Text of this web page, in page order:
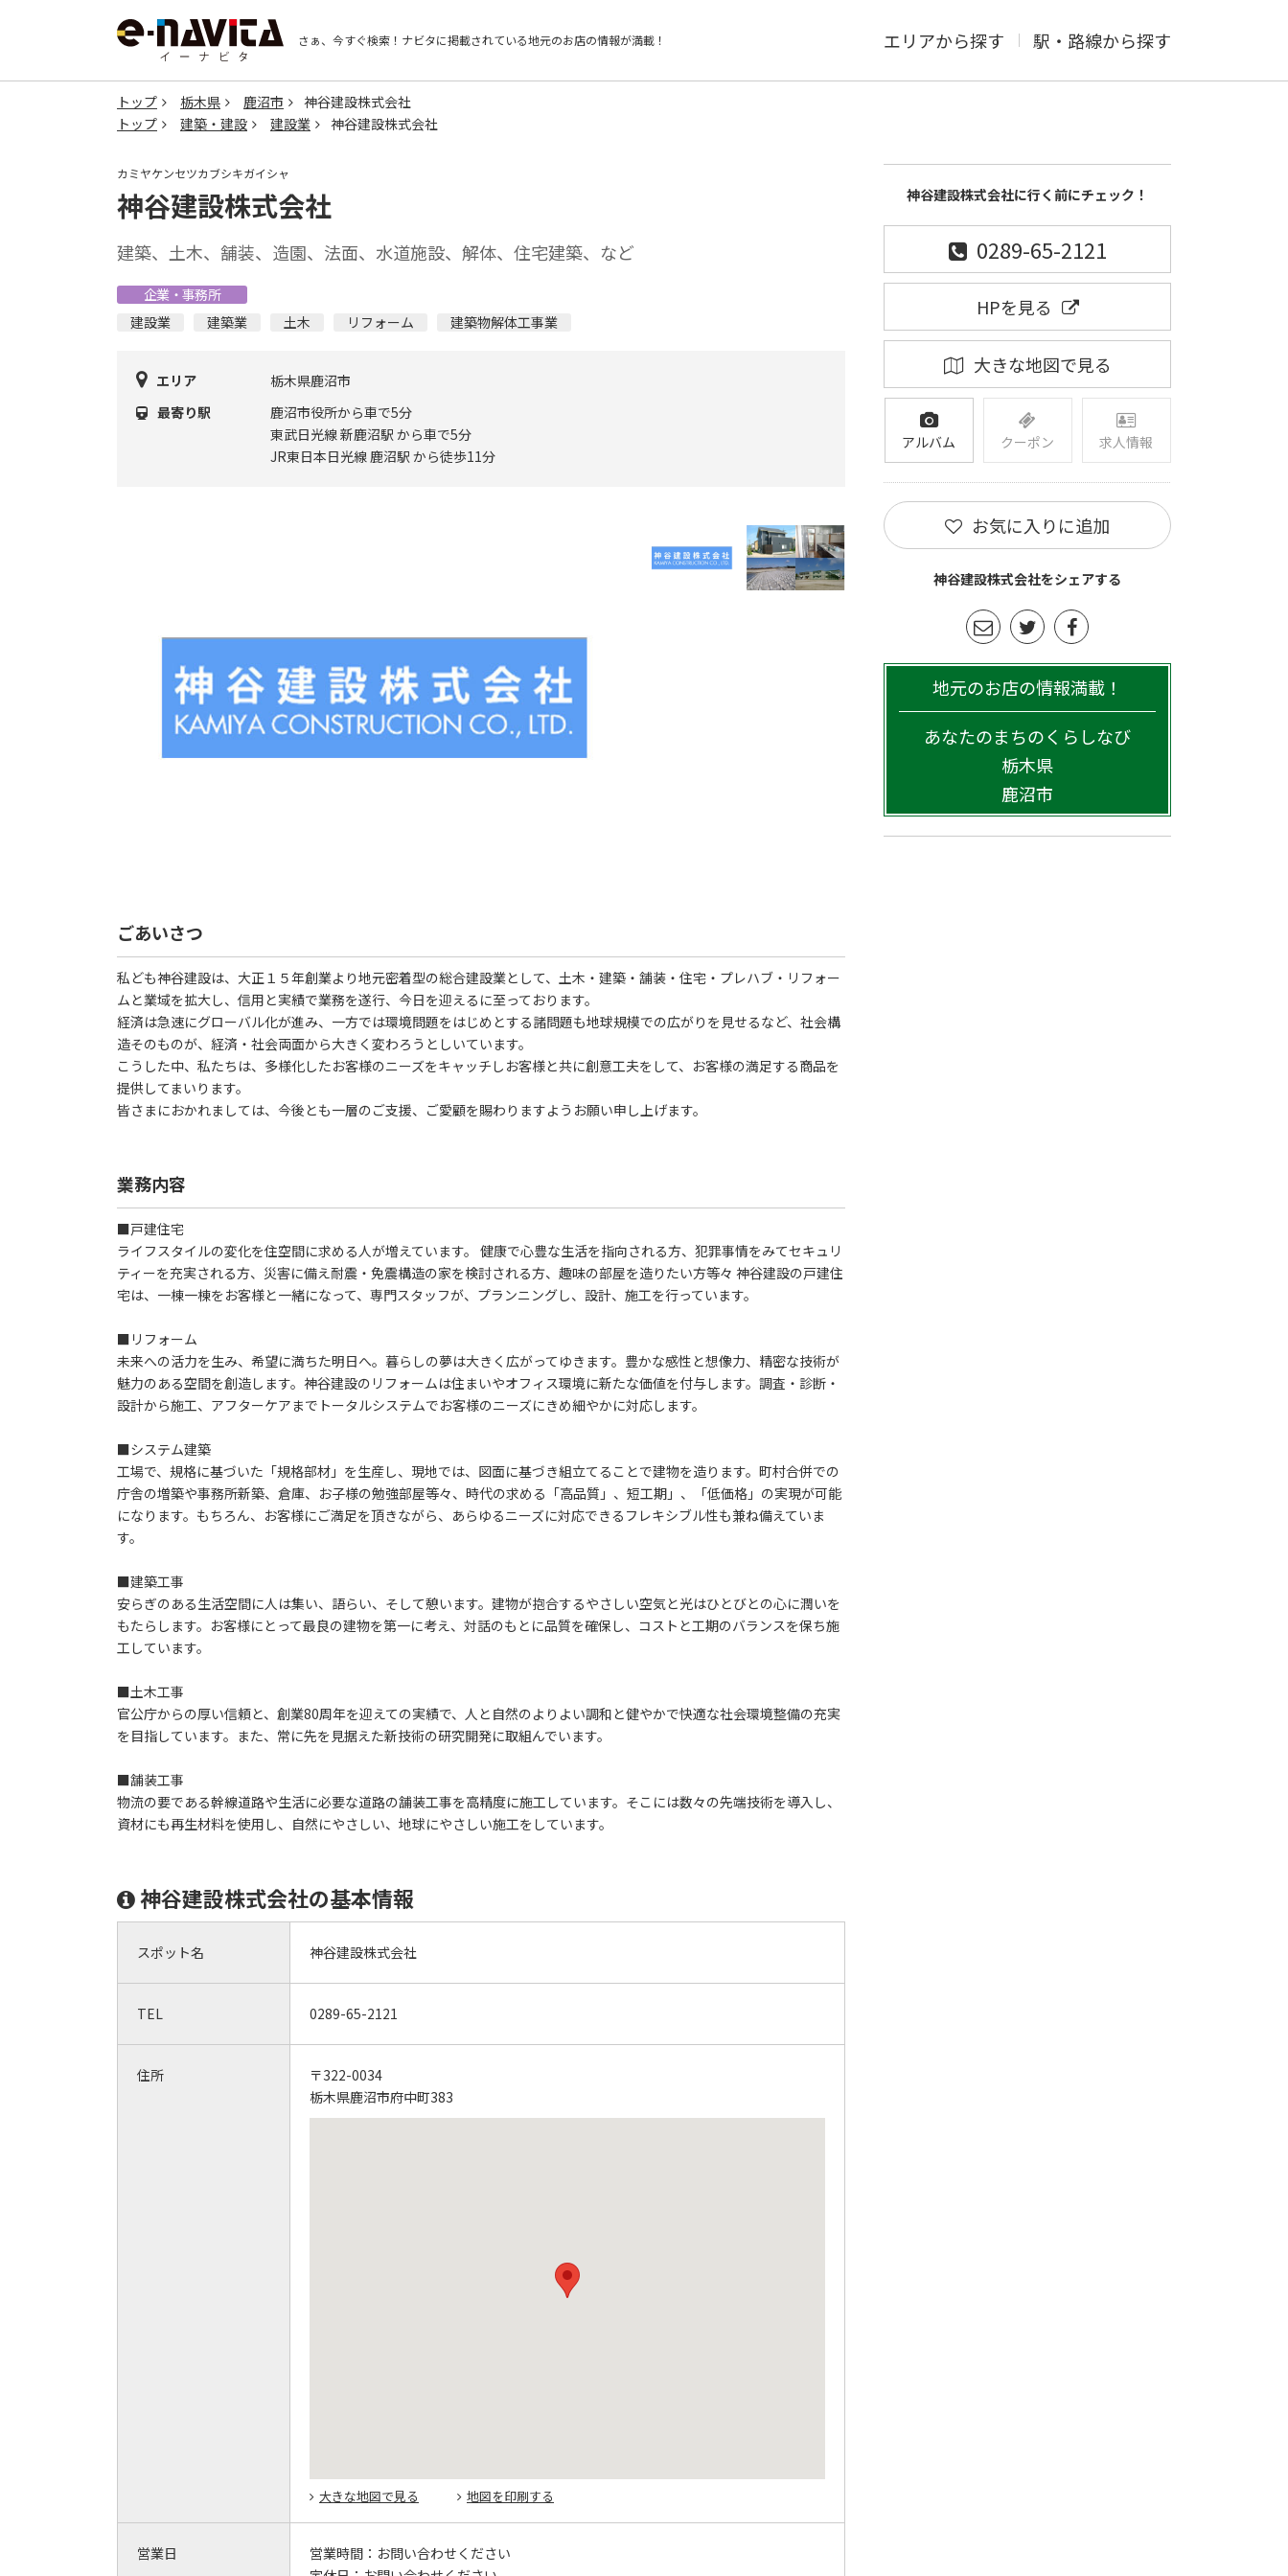
さぁ、今すぐ検索！ ナビタに掲載されている地元のお店の情報が満載！ エリアから探す 駅・路線から探す
トップ 栃木県 鹿沼市
神谷建設株式会社
トップ
建築・建設 建設業 神谷建設株式会社
カミヤケンセツカブシキガイシャ
神谷建設株式会社
建築、土木、舗装、造園、法面、水道施設、解体、住宅建築、など
企業・事務所
建設業
建築業 土木 リフォーム 建築物解体工事業
エリア
栃木県鹿沼市
最寄り駅
鹿沼市役所から車で5分
東武日光線 新鹿沼駅 から車で5分
JR東日本日光線 鹿沼駅 から徒歩11分
ごあいさつ
私ども神谷建設は、大正１５年創業より地元密着型の総合建設業として、土木・建築・舗装・住宅・プレハブ・リフォー
ムと業域を拡大し、信用と実績で業務を遂行、今日を迎えるに至っております。
経済は急速にグローバル化が進み、一方では環境問題をはじめとする諸問題も地球規模での広がりを見せるなど、社会構
造そのものが、経済・社会両面から大きく変わろうとしいています。
こうした中、私たちは、多様化したお客様のニーズをキャッチしお客様と共に創意工夫をして、お客様の満足する商品を
提供してまいります。
皆さまにおかれましては、今後とも一層のご支援、ご愛顧を賜わりますようお願い申し上げます。
業務内容
■戸建住宅
ライフスタイルの変化を住空間に求める人が増えています。 健康で心豊な生活を指向される方、犯罪事情をみてセキュリ
ティーを充実される方、災害に備え耐震・免震構造の家を検討される方、趣味の部屋を造りたい方等々 神谷建設の戸建住
宅は、一棟一棟をお客様と一緒になって、専門スタッフが、プランニングし、設計、施工を行っています。
■リフォーム
未来への活力を生み、希望に満ちた明日へ。暮らしの夢は大きく広がってゆきます。豊かな感性と想像力、精密な技術が
魅力のある空間を創造します。神谷建設のリフォームは住まいやオフィス環境に新たな価値を付与します。調査・診断・
設計から施工、アフターケアまでトータルシステムでお客様のニーズにきめ細やかに対応します。
■システム建築
工場で、規格に基づいた「規格部材」を生産し、現地では、図面に基づき組立てることで建物を造ります。町村合併での
庁舎の増築や事務所新築、倉庫、お子様の勉強部屋等々、時代の求める「高品質」、短工期」、「低価格」の実現が可能
になります。もちろん、お客様にご満足を頂きながら、あらゆるニーズに対応できるフレキシブル性も兼ね備えていま
す。
■建築工事
安らぎのある生活空間に人は集い、語らい、そして憩います。建物が抱合するやさしい空気と光はひとびとの心に潤いを
もたらします。お客様にとって最良の建物を第一に考え、対話のもとに品質を確保し、コストと工期のバランスを保ち施
工しています。
■土木工事
官公庁からの厚い信頼と、創業80周年を迎えての実績で、人と自然のよりよい調和と健やかで快適な社会環境整備の充実
を目指しています。また、常に先を見据えた新技術の研究開発に取組んでいます。
■舗装工事
物流の要である幹線道路や生活に必要な道路の舗装工事を高精度に施工しています。そこには数々の先端技術を導入し、
資材にも再生材料を使用し、自然にやさしい、地球にやさしい施工をしています。
神谷建設株式会社の基本情報
スポット名 神谷建設株式会社
TEL 0289-65-2121
住所
〒322-0034
栃木県鹿沼市府中町383
大きな地図で見る 地図を印刷する
営業日 営業時間： お問い合わせください
神谷建設株式会社に行く前にチェック！
0289-65-2121
HPを見る
大きな地図で見る
アルバム クーポン 求人情報
お気に入りに追加
神谷建設株式会社をシェアする
地元のお店の情報満載！
あなたのまちのくらしなび
栃木県
鹿沼市